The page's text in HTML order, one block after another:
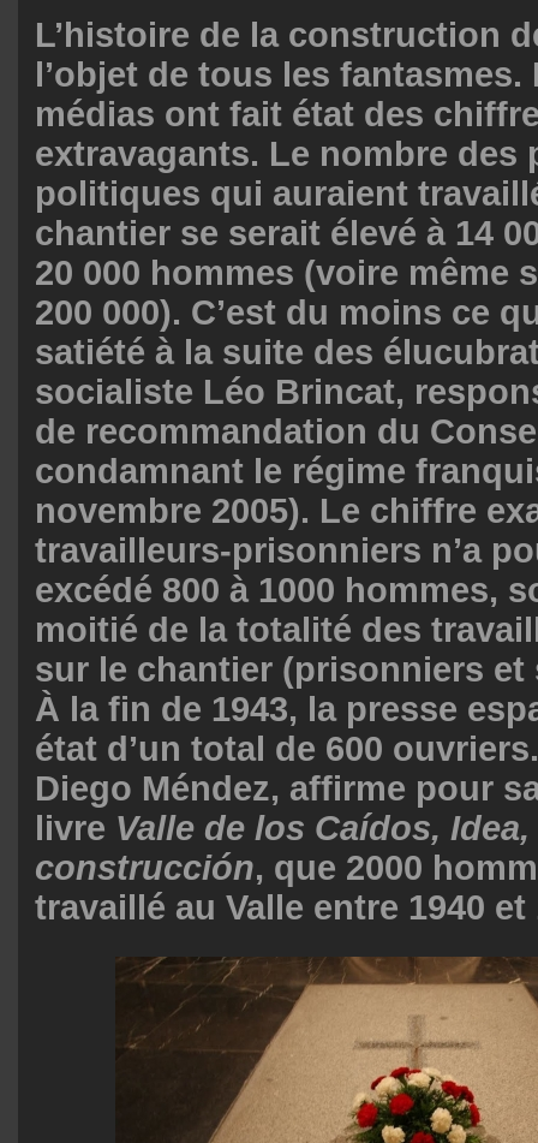
L’histoire de la construction
l’objet de tous les
médias ont fait état des
extravagants. Le nombre des
politiques qui auraient
chantier se serait élevé à 14
20 000 hommes (voire même
200 000). C’est du moins ce
satiété à la suite des
socialiste Léo Brincat,
de recommandation du
condamnant le régime
novembre 2005). Le chiffre
travailleurs-prisonniers n’a
excédé 800 à 1000 hommes,
moitié de la totalité des
sur le chantier (prisonniers et
À la fin de 1943, la presse
état d’un total de 600
Diego Méndez, affirme pour
livre Valle de los Caídos,
construcción, que 2000
travaillé au Valle entre 1940 et